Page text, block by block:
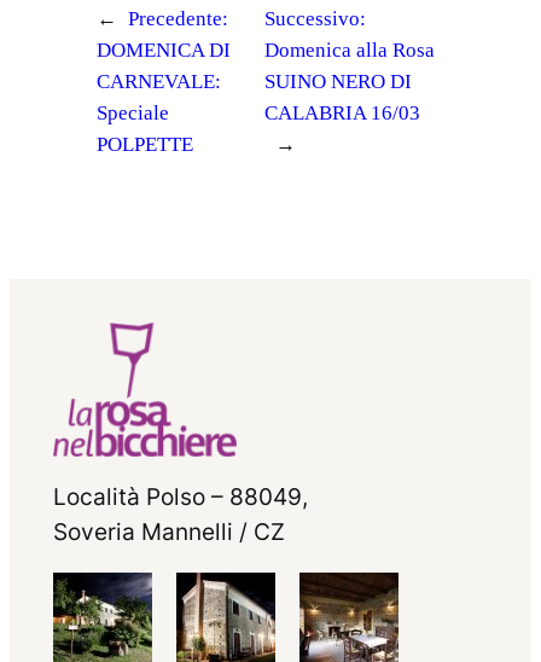
←
Precedente:
DOMENICA DI
CARNEVALE:
Speciale
POLPETTE
Successivo:
Domenica alla Rosa
SUINO NERO DI
CALABRIA 16/03
→
Località Polso – 88049,
Soveria Mannelli / CZ